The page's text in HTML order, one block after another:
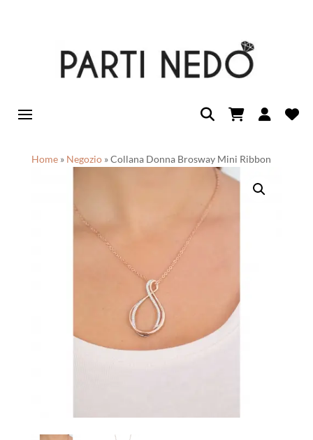
Home» Negozio»Collana Donna Brosway Mini Ribbon